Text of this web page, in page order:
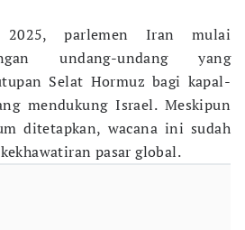
2025, parlemen Iran mulai
undang-undang yang
Selat Hormuz bagi kapal-
mendukung Israel. Meskipun
ditetapkan, wacana ini sudah
pasar global.